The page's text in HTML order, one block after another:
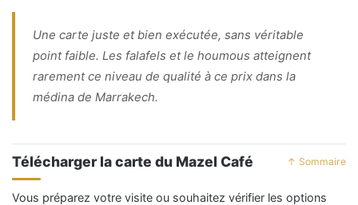
Une carte juste et bien exécutée, sans véritable
point faible. Les falafels et le houmous atteignent
rarement ce niveau de qualité à ce prix dans la
médina de Marrakech.
Télécharger la carte du Mazel Café ↑ Sommaire
Vous préparez votre visite ou souhaitez vérifier les options